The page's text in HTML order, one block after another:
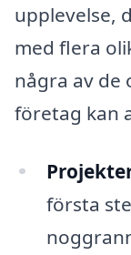
upplevelse,
med flera
några av de
företag kan
första